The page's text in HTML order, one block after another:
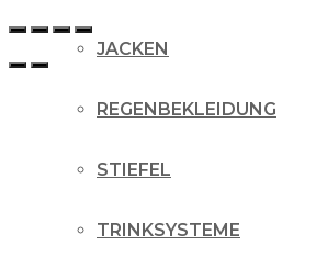
JACKEN
REGENBEKLEIDUNG
STIEFEL
TRINKSYSTEME